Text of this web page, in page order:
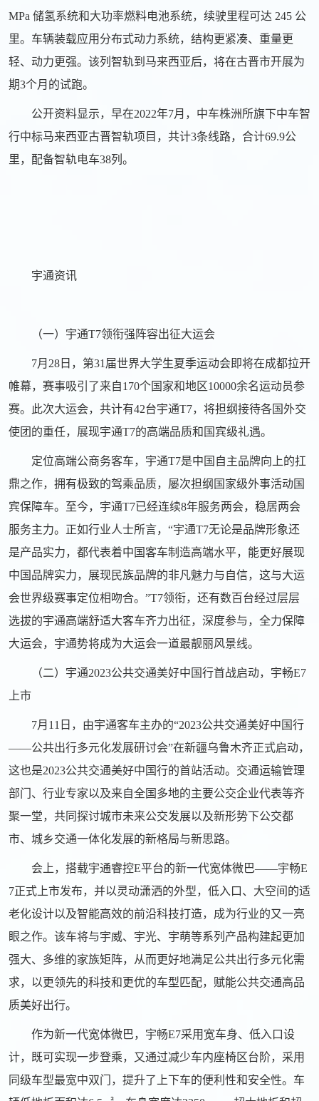
MPa 储氢系统和大功率燃料电池系统，续驶里程可达 245 公
里。车辆装载应用分布式动力系统，结构更紧凑、重量更
轻、动力更强。该列智轨到马来西亚后，将在古晋市开展为
期3个月的试跑。
公开资料显示，早在2022年7月，中车株洲所旗下中车智
行中标马来西亚古晋智轨项目，共计3条线路，合计69.9公
里，配备智轨电车38列。
宇通资讯
（一）宇通T7领衔强阵容出征大运会
7月28日，第31届世界大学生夏季运动会即将在成都拉开
帷幕，赛事吸引了来自170个国家和地区10000余名运动员参
赛。此次大运会，共计有42台宇通T7，将担纲接待各国外交
使团的重任，展现宇通T7的高端品质和国宾级礼遇。
定位高端公商务客车，宇通T7是中国自主品牌向上的扛
鼎之作，拥有极致的驾乘品质，屡次担纲国家级外事活动国
宾保障车。至今，宇通T7已经连续8年服务两会，稳居两会
服务主力。正如行业人士所言，“宇通T7无论是品牌形象还
是产品实力，都代表着中国客车制造高端水平，能更好展现
中国品牌实力，展现民族品牌的非凡魅力与自信，这与大运
会世界级赛事定位相吻合。”T7领衔，还有数百台经过层层
选拔的宇通高端舒适大客车齐力出征，深度参与，全力保障
大运会，宇通势将成为大运会一道最靓丽风景线。
（二）宇通2023公共交通美好中国行首战启动，宇畅E7
上市
7月11日，由宇通客车主办的“2023公共交通美好中国行
——公共出行多元化发展研讨会”在新疆乌鲁木齐正式启动，
这也是2023公共交通美好中国行的首站活动。交通运输管理
部门、行业专家以及来自全国多地的主要公交企业代表等齐
聚一堂，共同探讨城市未来公交发展以及新形势下公交都
市、城乡交通一体化发展的新格局与新思路。
会上，搭载宇通睿控E平台的新一代宽体微巴——宇畅E
7正式上市发布，并以灵动潇洒的外型，低入口、大空间的适
老化设计以及智能高效的前沿科技打造，成为行业的又一亮
眼之作。该车将与宇威、宇光、宇萌等系列产品构建起更加
强大、多维的家族矩阵，从而更好地满足公共出行多元化需
求，以更领先的科技和更优的车型匹配，赋能公共交通高品
质美好出行。
作为新一代宽体微巴，宇畅E7采用宽车身、低入口设
计，既可实现一步登乘，又通过减少车内座椅区台阶，采用
同级车型最宽中双门，提升了上下车的便利性和安全性。车